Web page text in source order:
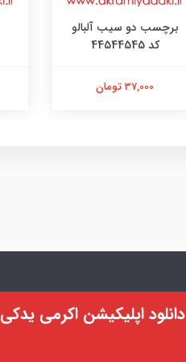
برچسب دو سیب آلبالو
کد 44544545
37,000 تومان
دانلود اپلیکیشن اکرمی یدکی